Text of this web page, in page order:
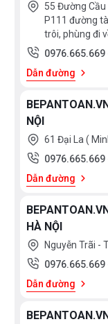
55 Đường Cầu
P111 đường
trôi, phùng đi
0976.665.669
Dẫn đường
NỘI
61 Đại La (
0976.665.669
Dẫn đường
HÀ NỘI
Nguyễn Trãi -
0976.665.669
Dẫn đường